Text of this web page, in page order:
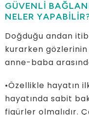
GÜVENLİ
NELER
Doğduğu andan
kurarken
anne-baba
•Özellikle hayatın
hayatında sabit
figürler olmalıdır.